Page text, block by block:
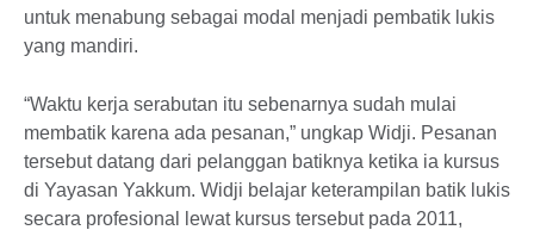
untuk menabung sebagai modal menjadi pembatik lukis
yang mandiri.
“Waktu kerja serabutan itu sebenarnya sudah mulai
membatik karena ada pesanan,” ungkap Widji. Pesanan
tersebut datang dari pelanggan batiknya ketika ia kursus
di Yayasan Yakkum. Widji belajar keterampilan batik lukis
secara profesional lewat kursus tersebut pada 2011,